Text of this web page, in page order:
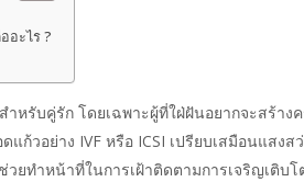
อะไร ?
หรับคู่รัก โดยเฉพาะผู้ที่ใฝ่ฝันอยากจะสร้า
แก้วอย่าง IVF หรือ ICSI เปรียบเสมือนแส
วยทำหน้าที่ในการเฝ้าติดตามการเจริญเติ